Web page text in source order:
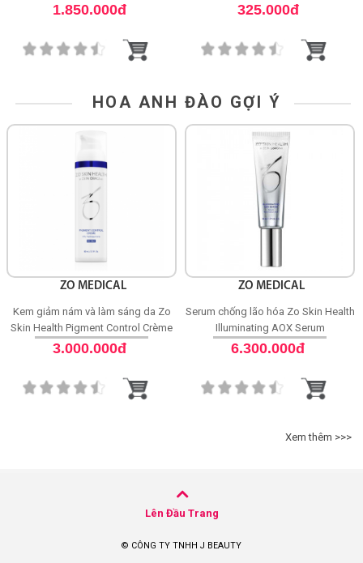
1.850.000đ 325.000đ
HOA ANH ĐÀO GỢI Ý
ZO MEDICAL
Kem giảm nám và làm sáng da Zo
Skin Health Pigment Control Crème
4% HQ - RX
3.000.000đ
ZO MEDICAL
Serum chống lão hóa Zo Skin Health
Illuminating AOX Serum
6.300.000đ
Xem thêm >>>
Lên Đầu Trang
© CÔNG TY TNHH J BEAUTY